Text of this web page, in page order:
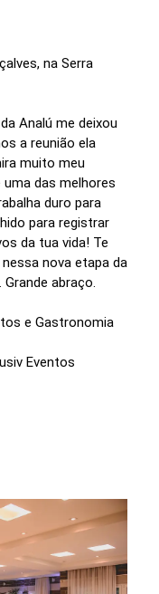
na Serra
Analú me deixou
a reunião ela
muito meu
das melhores
duro para
para registrar
da tua vida! Te
nova etapa da
abraço.
e Gastronomia
Eventos